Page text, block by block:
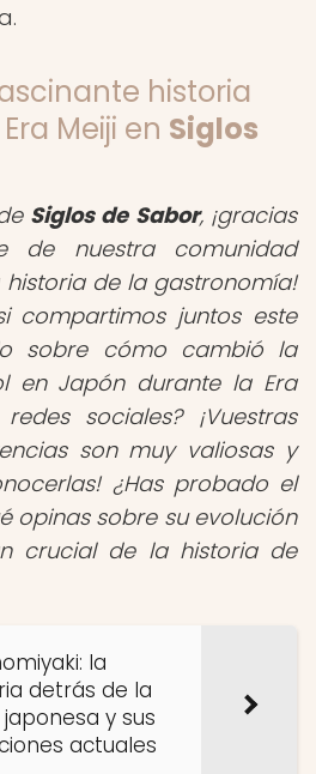
historia
Meiji en Siglos
Siglos de Sabor,¡gracias
de nuestra comunidad
de la gastronomía!
compartimos juntos este
sobre cómo cambió la
en Japón durante la Era
sociales? ¡Vuestras
son muy valiosas y
¿Has probado el
opinas sobre su evolución
crucial de la historia de
la
detrás de la
japonesa y sus
actuales